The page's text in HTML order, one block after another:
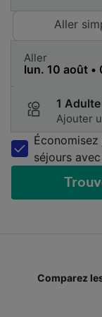
Aller
Aller
1
Ajouter
séjours
Comparez